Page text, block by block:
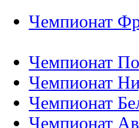
Чемпионат
Чемпионат
Чемпионат
Чемпионат
Чемпионат